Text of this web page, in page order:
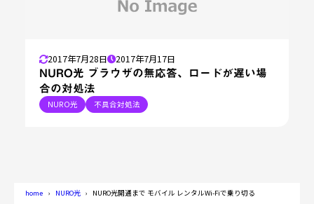
2017年7月28日 2017年7月17日
NURO光 ブラウザの無応答、ロードが遅い場
合の対処法
NURO光 不具合対処法
home NURO光 NURO光開通まで モバイル レンタルWi-Fiで乗り切る